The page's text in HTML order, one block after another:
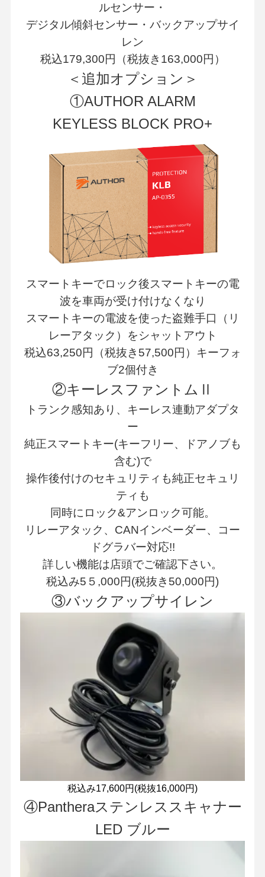
ルセンサー・
デジタル傾斜センサー・バックアップサイ
レン
税込179,300円（税抜き163,000円）
＜追加オプション＞
①AUTHOR ALARM
KEYLESS BLOCK PRO+
スマートキーでロック後スマートキーの電
波を車両が受け付けなくなり
スマートキーの電波を使った盗難手口（リ
レーアタック）をシャットアウト
税込63,250円（税抜き57,500円）キーフォ
ブ2個付き
②キーレスファントムⅡ
トランク感知あり、キーレス連動アダプタ
ー
純正スマートキー(キーフリー、ドアノブも
含む)で
操作後付けのセキュリティも純正セキュリ
ティも
同時にロック&アンロック可能。
リレーアタック、CANインベーダー、コー
ドグラバー対応!!
詳しい機能は店頭でご確認下さい。
税込み5５,000円(税抜き50,000円)
③バックアップサイレン
税込み17,600円(税抜16,000円)
④Pantheraステンレススキャナー
LED ブルー